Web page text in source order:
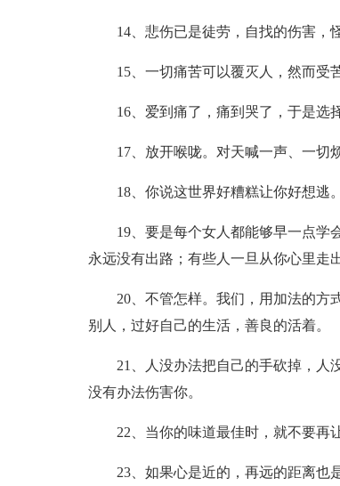
14、悲伤已是徒劳，自找的伤害，
15、一切痛苦可以覆灭人，然而受
16、爱到痛了，痛到哭了，于是选
17、放开喉咙。对天喊一声、一切
18、你说这世界好糟糕让你好想逃
19、要是每个女人都能够早一点学
永远没有出路；有些人一旦从你心里走
20、不管怎样。我们，用加法的方
别人，过好自己的生活，善良的活着。
21、人没办法把自己的手砍掉，人
没有办法伤害你。
22、当你的味道最佳时，就不要再
23、如果心是近的，再远的距离也